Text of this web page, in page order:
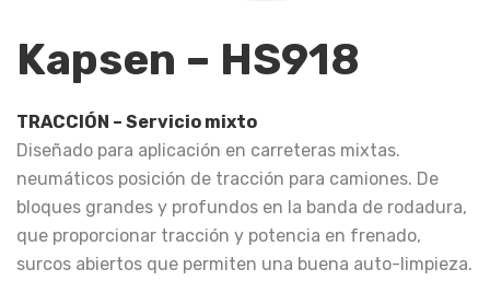
Kapsen – HS918
TRACCIÓN – Servicio mixto
Diseñado para aplicación en carreteras mixtas.
neumáticos posición de tracción para camiones. De
bloques grandes y profundos en la banda de rodadura,
que proporcionar tracción y potencia en frenado,
surcos abiertos que permiten una buena auto-limpieza.